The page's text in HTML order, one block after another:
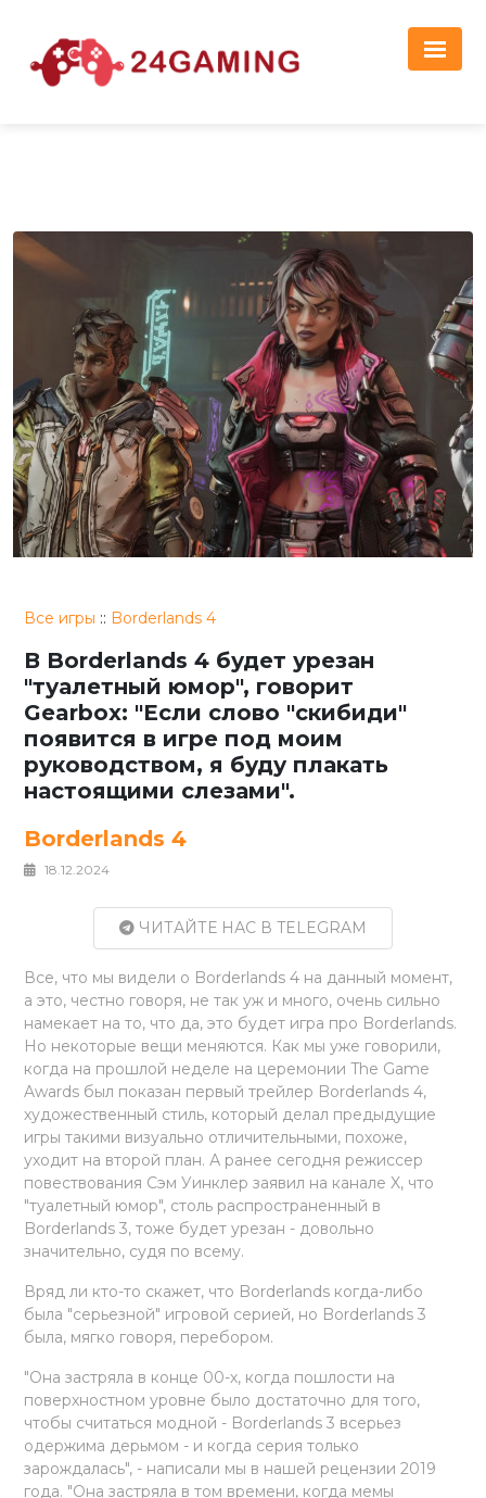
Все игры :: Borderlands 4
В Borderlands 4 будет урезан
"туалетный юмор", говорит
Gearbox: "Если слово "скибиди"
появится в игре под моим
руководством, я буду плакать
настоящими слезами".
Borderlands 4
18.12.2024
ЧИТАЙТЕ НАС В TELEGRAM
Все, что мы видели о Borderlands 4 на данный момент,
а это, честно говоря, не так уж и много, очень сильно
намекает на то, что да, это будет игра про Borderlands.
Но некоторые вещи меняются. Как мы уже говорили,
когда на прошлой неделе на церемонии The Game
Awards был показан первый трейлер Borderlands 4,
художественный стиль, который делал предыдущие
игры такими визуально отличительными, похоже,
уходит на второй план. А ранее сегодня режиссер
повествования Сэм Уинклер заявил на канале X, что
"туалетный юмор", столь распространенный в
Borderlands 3, тоже будет урезан - довольно
значительно, судя по всему.
Вряд ли кто-то скажет, что Borderlands когда-либо
была "серьезной" игровой серией, но Borderlands 3
была, мягко говоря, перебором.
"Она застряла в конце 00-х, когда пошлости на
поверхностном уровне было достаточно для того,
чтобы считаться модной - Borderlands 3 всерьез
одержима дерьмом - и когда серия только
зарождалась", - написали мы в нашей рецензии 2019
года. "Она застряла в том времени, когда мемы